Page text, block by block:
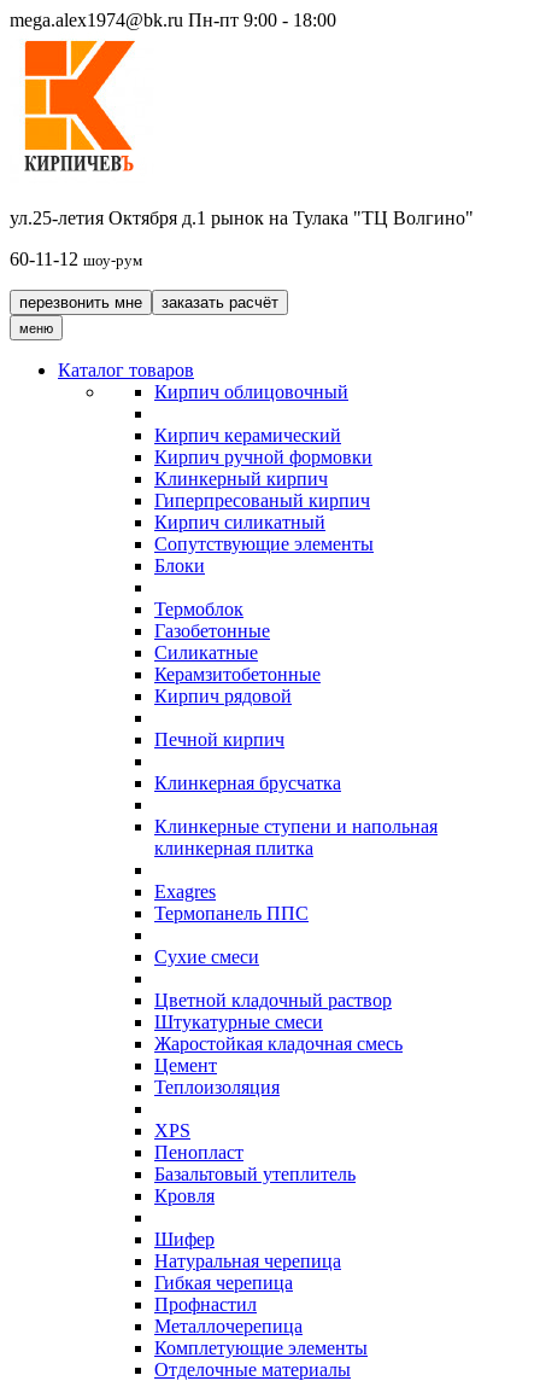
mega.alex1974@bk.ru Пн-пт 9:00 - 18:00
ул.25-летия Октября д.1 рынок на Тулака "ТЦ Волгино"
60-11-12 шоу-рум
перезвонить мне заказать расчёт
меню
Каталог товаров
Кирпич облицовочный
Кирпич керамический
Кирпич ручной формовки
Клинкерный кирпич
Гиперпресованый кирпич
Кирпич силикатный
Сопутствующие элементы
Блоки
Термоблок
Газобетонные
Силикатные
Керамзитобетонные
Кирпич рядовой
Печной кирпич
Клинкерная брусчатка
Клинкерные ступени и напольная
клинкерная плитка
Exagres
Термопанель ППС
Сухие смеси
Цветной кладочный раствор
Штукатурные смеси
Жаростойкая кладочная смесь
Цемент
Теплоизоляция
XPS
Пенопласт
Базальтовый утеплитель
Кровля
Шифер
Натуральная черепица
Гибкая черепица
Профнастил
Металлочерепица
Комплетующие элементы
Отделочные материалы